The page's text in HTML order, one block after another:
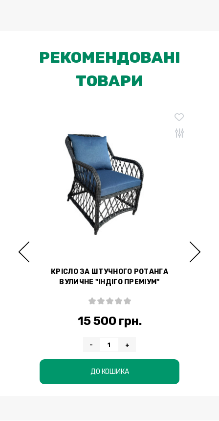
РЕКОМЕНДОВАНІ
ТОВАРИ
КРІСЛО ЗА ШТУЧНОГО РОТАНГА
ВУЛИЧНЕ "ІНДІГО ПРЕМІУМ"
15 500 грн.
- +
ДО КОШИКА